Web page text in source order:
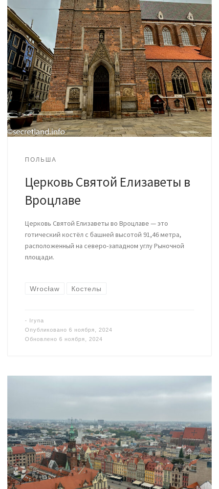
ПОЛЬША
Церковь Святой Елизаветы в
Вроцлаве
Церковь Святой Елизаветы во Вроцлаве — это
готический костёл с башней высотой 91,46 метра,
расположенный на северо-западном углу Рыночной
площади.
Wrocław Костелы
-
Iryna
Опубликовано 6 ноября, 2024
Обновлено 6 ноября, 2024